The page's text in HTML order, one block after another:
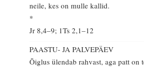
neile, kes on mulle kallid.
*
Jr 8,4–9; 1Ts 2,1–12
PAASTU- JA PALVEPÄEV
Õiglus ülendab rahvast, aga patt on